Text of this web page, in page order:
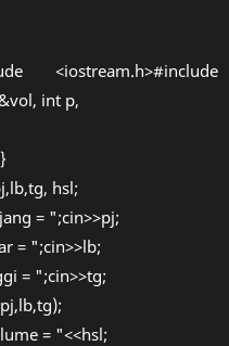
<iostream.h>#include
int p,
hsl;
= ";cin>>pj;
= ";cin>>lb;
= ";cin>>tg;
= "<<hsl;